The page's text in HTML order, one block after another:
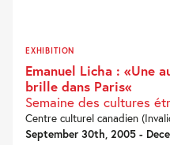
EXHIBITION
Emanuel Licha : «Une
brille dans Paris«
Semaine des cultures
Centre culturel canadien
September 30th, 2005 -